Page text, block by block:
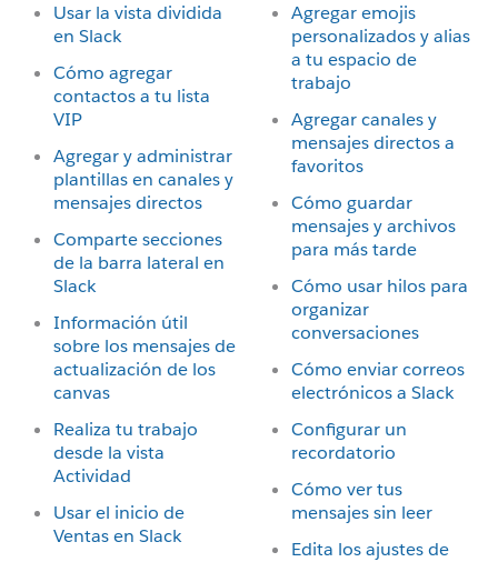
Usar la vista dividida
en Slack
Cómo agregar
contactos a tu lista
VIP
Agregar y administrar
plantillas en canales y
mensajes directos
Comparte secciones
de la barra lateral en
Slack
Información útil
sobre los mensajes de
actualización de los
canvas
Realiza tu trabajo
desde la vista
Actividad
Usar el inicio de
Ventas en Slack
Agregar emojis
personalizados y alias
a tu espacio de
trabajo
Agregar canales y
mensajes directos a
favoritos
Cómo guardar
mensajes y archivos
para más tarde
Cómo usar hilos para
organizar
conversaciones
Cómo enviar correos
electrónicos a Slack
Configurar un
recordatorio
Cómo ver tus
mensajes sin leer
Edita los ajustes de